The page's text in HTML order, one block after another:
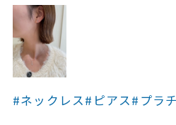
石の色
ファッションテイス
ト
#ネックレス#ピアス#プラ